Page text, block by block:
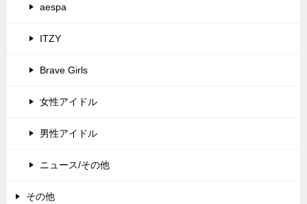
aespa
ITZY
Brave Girls
女性アイドル
男性アイドル
ニュース/その他
その他